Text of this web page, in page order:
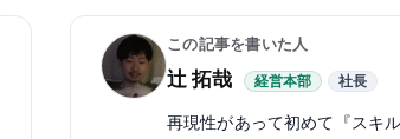
この記事を書いた人
辻 拓哉 経営本部 社長
再現性があって初めて『スキ